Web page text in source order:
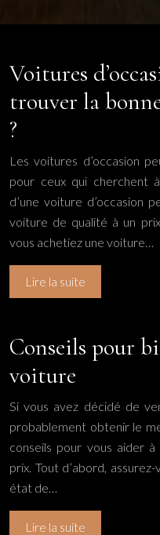
Voitures
trouver la
?
Les voitures d’occasion
pour ceux qui cherchent
d’une voiture d’occasion
voiture de qualité à un
vous achetiez une voiture…
Lire la suite
Conseils pour
voiture
Si vous avez décidé de
probablement obtenir le
conseils pour vous aider
prix. Tout d’abord,
état de…
Lire la suite